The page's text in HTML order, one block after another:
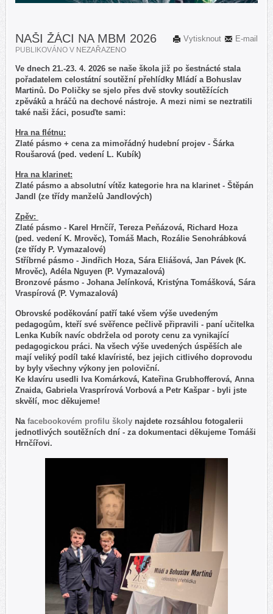
E-mail
Vytisknout
NAŠI ŽÁCI NA MBM 2026
PUBLIKOVÁNO V NEZAŘAZENO
Ve dnech 21.-23. 4. 2026 se naše škola již po šestnácté stala
pořadatelem celostátní soutěžní přehlídky Mládí a Bohuslav
Martinů. Do Poličky se sjelo přes dvě stovky soutěžících
zpěváků a hráčů na dechové nástroje. A mezi nimi se neztratili
také naši žáci, posuďte sami:
Hra na flétnu:
Zlaté pásmo + cena za mimořádný hudební projev - Šárka
Roušarová (ped. vedení L. Kubík)
Hra na klarinet:
Zlaté pásmo a absolutní vítěz kategorie hra na klarinet - Štěpán
Jandl (ze třídy manželů Jandlových)
Zpěv:
Zlaté pásmo - Karel Hrnčíř, Tereza Peňázová, Richard Hoza
(ped. vedení K. Mrověc), Tomáš Mach, Rozálie Senohrábková
(ze třídy P. Vymazalové)
Stříbrné pásmo - Jindřich Hoza, Sára Eliášová, Jan Pávek (K.
Mrověc), Adéla Nguyen (P. Vymazalová)
Bronzové pásmo - Johana Jelínková, Kristýna Tomášková, Sára
Vraspírová (P. Vymazalová)
Obrovské poděkování patří také všem výše uvedeným
pedagogům, kteří své svěřence pečlivě připravili - paní učitelka
Lenka Kubík navíc obdržela od poroty cenu za vynikající
pedagogickou práci. Na všech výše uvedených úspěších ale
mají veliký podíl také klavíristé, bez jejich citlivého doprovodu
by byly všechny výkony jen poloviční.
Ke klavíru usedli Iva Komárková, Kateřina Grubhofferová, Anna
Znaida, Gabriela Vrasprírová Vorbová a Petr Kašpar - byli jste
skvělí, moc děkujeme!
Na facebookovém profilu školy najdete rozsáhlou fotogalerii
jednotlivých soutěžních dní - za dokumentaci děkujeme Tomáši
Hrnčířovi.